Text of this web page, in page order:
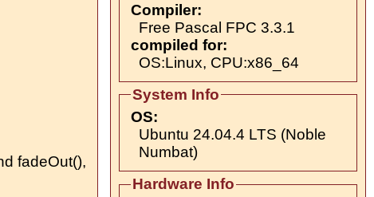
fadeOut(),
Compiler:
Free Pascal FPC 3.3.1
compiled for:
OS:Linux, CPU:x86_64
System Info
OS:
Ubuntu 24.04.4 LTS (Noble
Numbat)
Hardware Info